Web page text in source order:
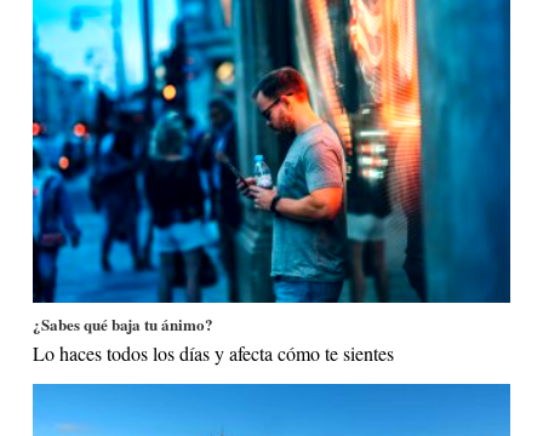
¿Sabes qué baja tu ánimo?
Lo haces todos los días y afecta cómo te sientes